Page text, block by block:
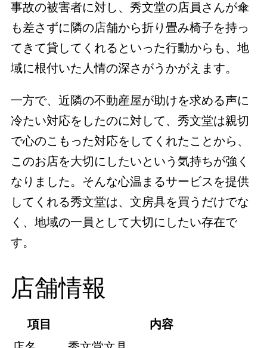
事故の被害者に対し、秀文堂の店員さんが傘
も差さずに隣の店舗から折り畳み椅子を持っ
てきて貸してくれるといった行動からも、地
域に根付いた人情の深さがうかがえます。
一方で、近隣の不動産屋が助けを求める声に
冷たい対応をしたのに対して、秀文堂は親切
で心のこもった対応をしてくれたことから、
このお店を大切にしたいという気持ちが強く
なりました。そんな心温まるサービスを提供
してくれる秀文堂は、文房具を買うだけでな
く、地域の一員として大切にしたい存在で
す。
店舗情報
項目
内容